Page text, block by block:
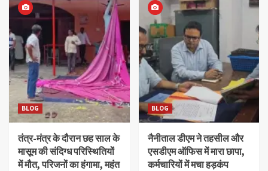
BLOG
तंत्र-मंत्र के दौरान छह साल के
मासूम की संदिग्ध परिस्थितियों
में मौत, परिजनों का हंगामा, महंत
BLOG
नैनीताल डीएम ने तहसील और
एसडीएम ऑफिस में मारा छापा,
कर्मचारियों में मचा हड़कंप